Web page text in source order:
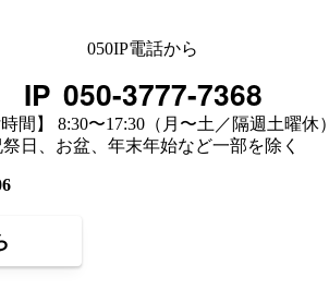
050IP電話から
IP 050-3777-7368
時間】 8:30〜17:30（月〜土／隔週土曜休）
日、お盆、年末年始など一部を除く